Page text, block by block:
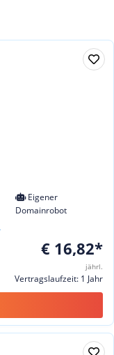
Eigener
Domainrobot
€ 16,82*
jährl.
Vertragslaufzeit: 1 Jahr